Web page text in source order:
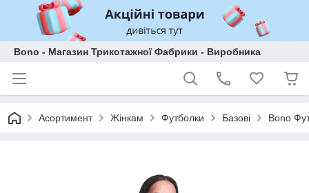
Bono - Магазин Трикотажної Фабрики - Виробника
Асортимент Жінкам Футболки Базові Bono